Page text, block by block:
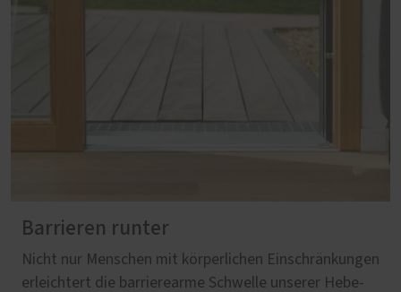
Barrieren runter
Nicht nur Menschen mit körperlichen Einschränkungen
erleichtert die barrierearme Schwelle unserer Hebe-